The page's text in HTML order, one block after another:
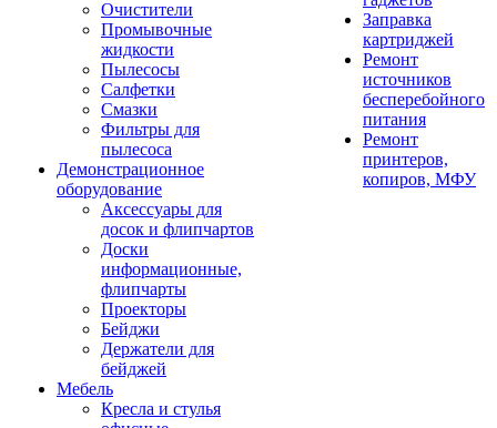
Очистители
Промывочные
жидкости
Пылесосы
Салфетки
Смазки
Фильтры для
пылесоса
Демонстрационное
оборудование
Аксессуары для
досок и флипчартов
Доски
информационные,
флипчарты
Проекторы
Бейджи
Держатели для
бейджей
Мебель
Кресла и стулья
Заправка
картриджей
Ремонт
источников
бесперебойного
питания
Ремонт
принтеров,
копиров, МФУ